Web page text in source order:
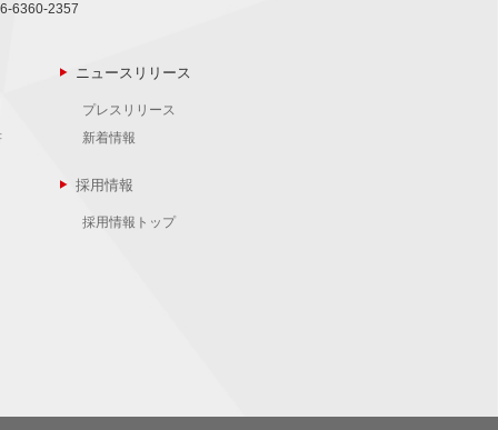
6360-2357
ニュースリリース
プレスリリース
新着情報
採用情報
採用情報トップ